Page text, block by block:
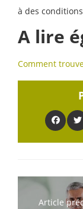
à des
A lire
Comment
Article